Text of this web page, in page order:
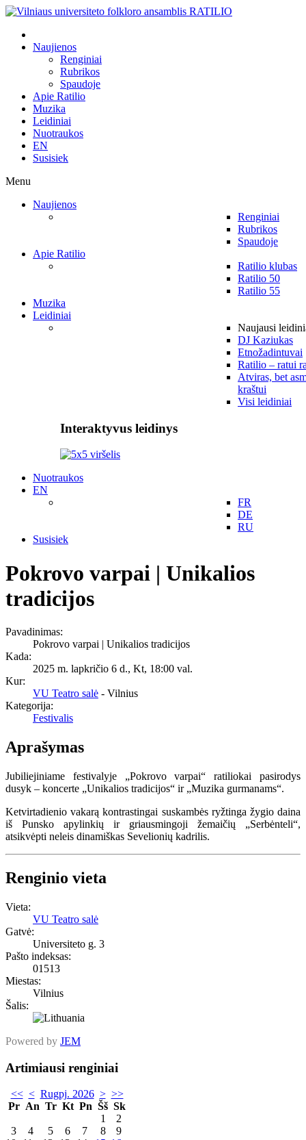
Naujienos
Renginiai
Rubrikos
Spaudoje
Apie Ratilio
Muzika
Leidiniai
Nuotraukos
EN
Susisiek
Menu
Naujienos
Renginiai
Rubrikos
Spaudoje
Apie Ratilio
Ratilio klubas
Ratilio 50
Ratilio 55
Muzika
Leidiniai
Naujausi
DJ Kaziukas
Etnožadintuvai
Ratilio – ratui
Atviras, bet
kraštui
Visi leidiniai
Interaktyvus leidinys
Nuotraukos
EN
FR
DE
RU
Susisiek
Pokrovo varpai | Unikalios
tradicijos
Pavadinimas:
Pokrovo varpai | Unikalios tradicijos
Kada:
2025 m. lapkričio 6 d., Kt, 18:00 val.
Kur:
VU Teatro salė - Vilnius
Kategorija:
Festivalis
Aprašymas
Jubiliejiniame festivalyje „Pokrovo varpai“ ratiliokai pasirodys
dusyk – koncerte „Unikalios tradicijos“ ir „Muzika gurmanams“.
Ketvirtadienio vakarą kontrastingai suskambės ryžtinga žygio daina
iš Punsko apylinkių ir griausmingoji žemaičių „Serbėnteli“,
atsikvėpti neleis dinamiškas Sevelionių kadrilis.
Renginio vieta
Vieta:
VU Teatro salė
Gatvė:
Universiteto g. 3
Pašto indeksas:
01513
Miestas:
Vilnius
Šalis:
Powered by JEM
Artimiausi renginiai
<< < Rugpj. 2026 > >>
Pr An Tr Kt Pn Šš Sk
1
2
3
4 5 6 7 8
9